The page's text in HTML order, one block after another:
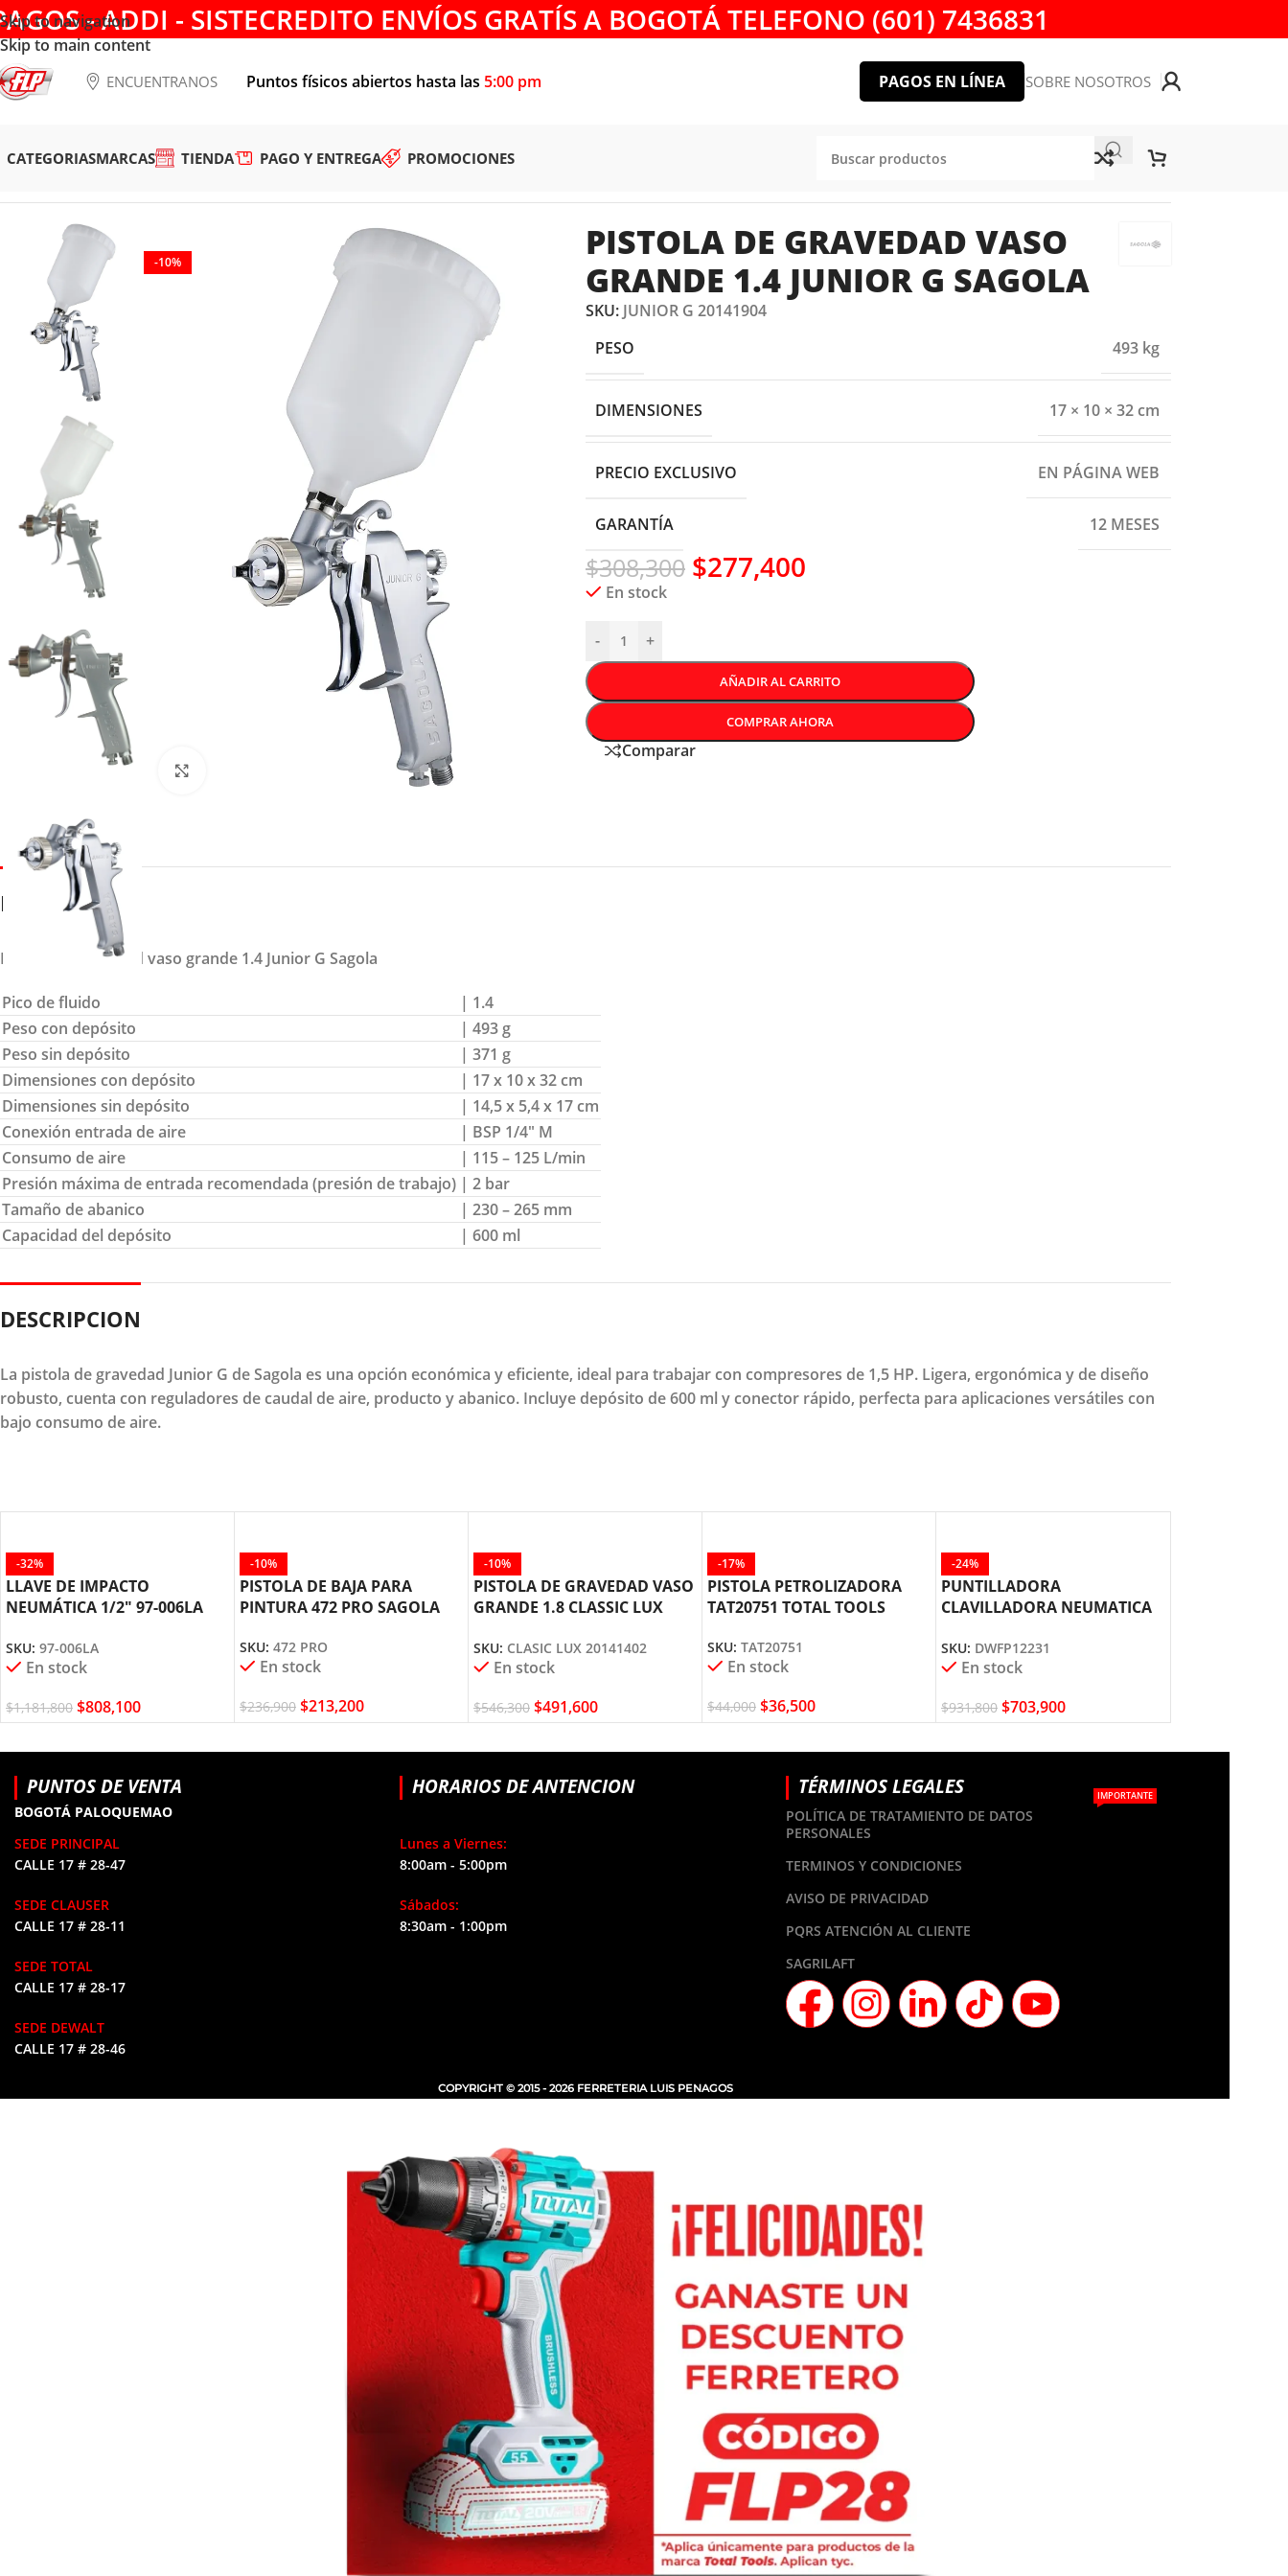
Skip to navigation
Skip to main content
- ADDI - SISTECREDITO ENVÍOS GRATÍS A BOGOTÁ TELEFONO (601) 7436831
ENCUENTRANOS Puntos físicos abiertos hasta las 5:00 pm PAGOS EN LÍNEA SOBRE NOSOTROS
CATEGORIASMARCAS TIENDA PAGO Y ENTREGA PROMOCIONES
-10%
PISTOLA DE GRAVEDAD VASO
GRANDE 1.4 JUNIOR G SAGOLA
SKU: JUNIOR G 20141904
PESO
493 kg
DIMENSIONES 17 × 10 × 32 cm
PRECIO EXCLUSIVO EN PÁGINA WEB
GARANTÍA 12 MESES
$308,300 $277,400
En stock
- +
AÑADIR AL CARRITO
COMPRAR AHORA
Comparar
DETALLES
Pistola de gravedad vaso grande 1.4 Junior G Sagola
Pico de fluido
| 1.4
Peso con depósito
| 493 g
Peso sin depósito
| 371 g
Dimensiones con depósito
| 17 x 10 x 32 cm
Dimensiones sin depósito
| 14,5 x 5,4 x 17 cm
Conexión entrada de aire
| BSP 1/4″ M
Consumo de aire
| 115 – 125 L/min
Presión máxima de entrada recomendada (presión de trabajo) | 2 bar
Tamaño de abanico
| 230 – 265 mm
Capacidad del depósito
| 600 ml
DESCRIPCION
La pistola de gravedad Junior G de Sagola es una opción económica y eficiente, ideal para trabajar con compresores de 1,5 HP. Ligera, ergonómica y de diseño
robusto, cuenta con reguladores de caudal de aire, producto y abanico. Incluye depósito de 600 ml y conector rápido, perfecta para aplicaciones versátiles con
bajo consumo de aire.
-32%
LLAVE DE IMPACTO
NEUMÁTICA 1/2″ 97-006LA
SKU: 97-006LA
En stock
$1,181,800 $808,100
-10%
PISTOLA DE BAJA PARA
PINTURA 472 PRO SAGOLA
SKU: 472 PRO
En stock
$236,900 $213,200
-10%
PISTOLA DE GRAVEDAD VASO
GRANDE 1.8 CLASSIC LUX
SKU: CLASIC LUX 20141402
En stock
$546,300 $491,600
-17%
PISTOLA PETROLIZADORA
TAT20751 TOTAL TOOLS
SKU: TAT20751
En stock
$44,000 $36,500
-24%
PUNTILLADORA
CLAVILLADORA NEUMATICA
SKU: DWFP12231
En stock
$931,800 $703,900
PUNTOS DE VENTA
BOGOTÁ PALOQUEMAO
SEDE PRINCIPAL
CALLE 17 # 28-47
SEDE CLAUSER
CALLE 17 # 28-11
SEDE TOTAL
CALLE 17 # 28-17
SEDE DEWALT
CALLE 17 # 28-46
HORARIOS DE ANTENCION
Lunes a Viernes:
8:00am - 5:00pm
Sábados:
8:30am - 1:00pm
TÉRMINOS LEGALES
POLÍTICA DE TRATAMIENTO DE DATOS
PERSONALES
IMPORTANTE
TERMINOS Y CONDICIONES
AVISO DE PRIVACIDAD
PQRS ATENCIÓN AL CLIENTE
SAGRILAFT
COPYRIGHT © 2015 - 2026 FERRETERIA LUIS PENAGOS